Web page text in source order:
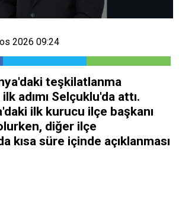
2026 09:24
teşkilatlanma
adımı Selçuklu'da attı.
ilk kurucu ilçe başkanı
diğer ilçe
kısa süre içinde açıklanması